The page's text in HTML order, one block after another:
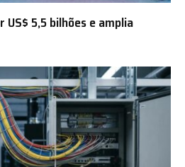
5,5 bilhões e amplia